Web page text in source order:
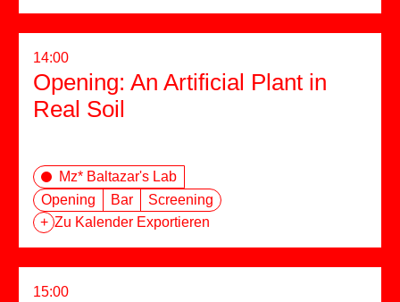
14:00
Opening: An Artificial Plant in
Real Soil
Mz* Baltazar's Lab
Opening
Bar
Screening
+ Zu Kalender Exportieren
15:00